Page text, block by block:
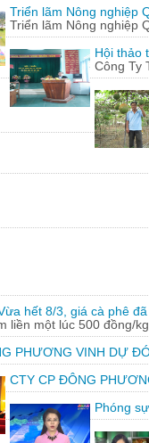
Triển lãm Nông nghiệp
Triển lãm Nông nghiệp
Hội thảo
Công Ty
hết 8/3, giá cà phê
liền một lúc 500 đồng/
PHƯƠNG VINH DỰ
CTY CP ĐÔNG
Phóng